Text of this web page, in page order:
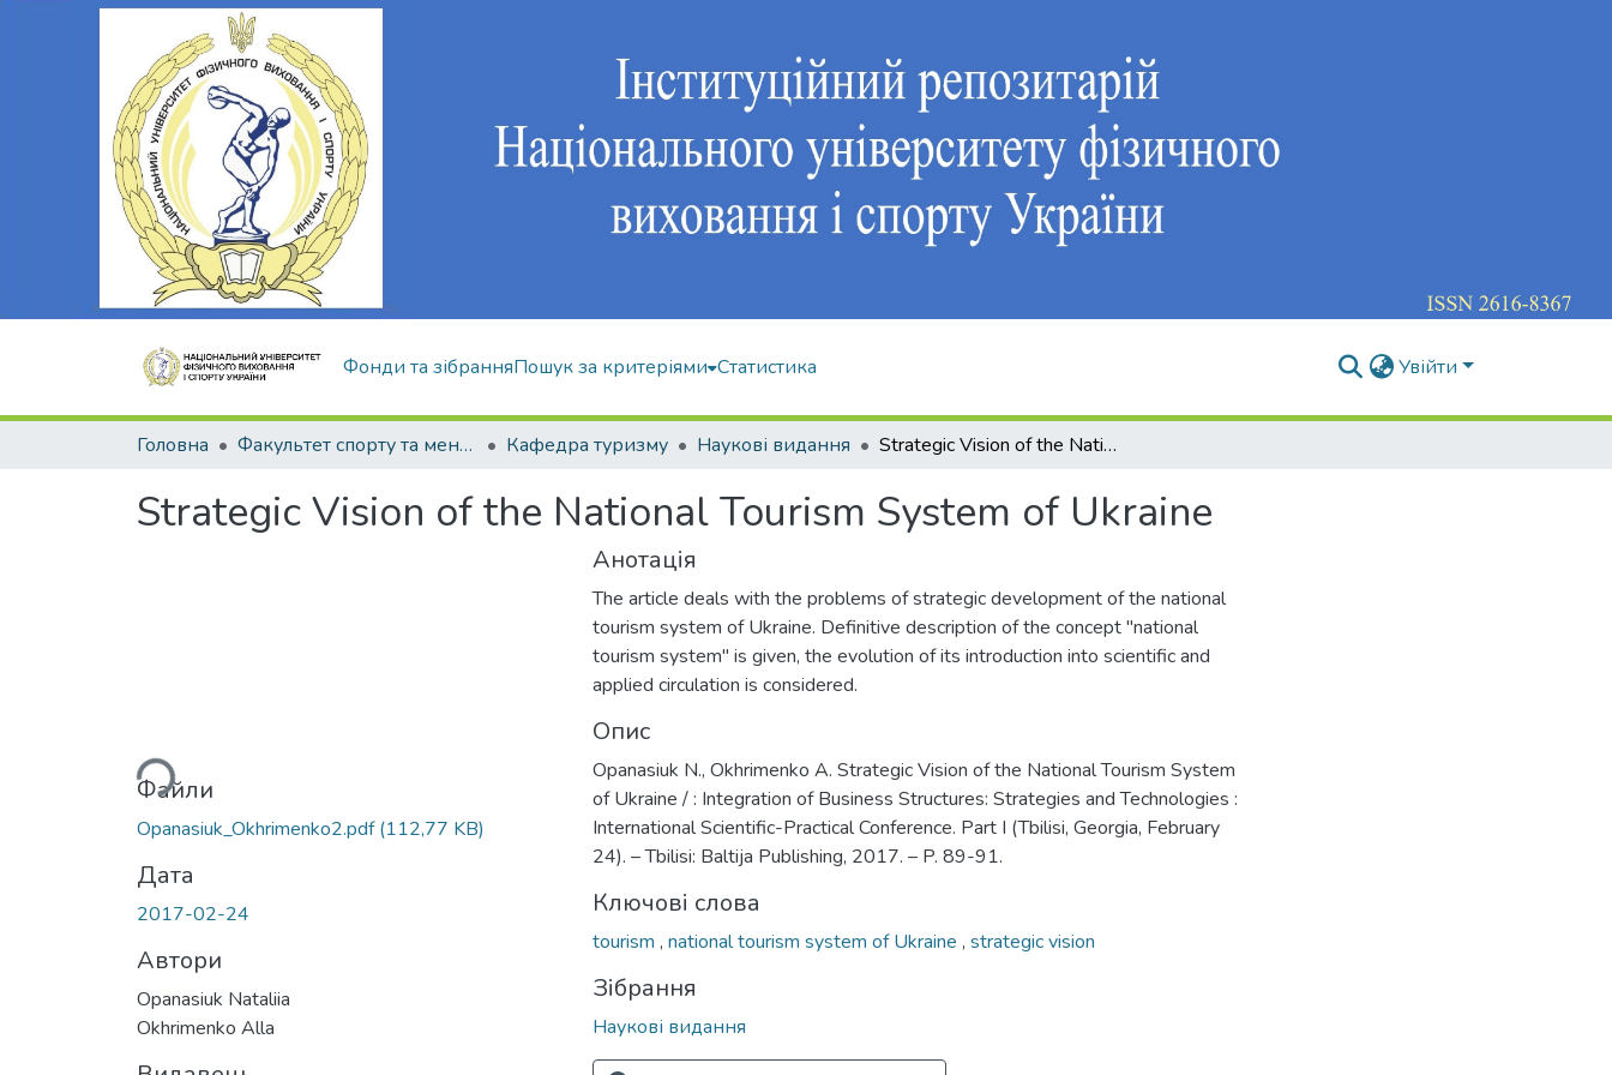
Фонди та зібранняПошук за критеріями Статистика Увійти
Головна Факультет спорту та менеджменту Кафедра туризму Наукові видання Strategic Vision of the National Tourism System of Ukraine
Strategic Vision of the National Tourism System of Ukraine
Вантажиться...
Файли
Opanasiuk_Okhrimenko2.pdf(112,77 KB)
Дата
2017-02-24
Автори
Opanasiuk Nataliia
Okhrimenko Alla
Анотація
The article deals with the problems of strategic development of the national
tourism system of Ukraine. Definitive description of the concept "national
tourism system" is given, the evolution of its introduction into scientific and
applied circulation is considered.
Опис
Opanasiuk N., Okhrimenko A. Strategic Vision of the National Tourism System
of Ukraine / : Integration of Business Structures: Strategies and Technologies :
International Scientific-Practical Conference. Part I (Tbilisi, Georgia, February
24). – Tbilisi: Baltija Publishing, 2017. – P. 89-91.
Ключові слова
tourism , national tourism system of Ukraine , strategic vision
Зібрання
Наукові видання